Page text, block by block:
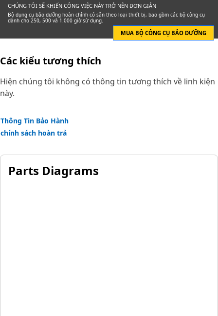
CHÚNG TÔI SẼ KHIẾN CÔNG VIỆC NÀY TRỞ NÊN ĐƠN GIẢN
Bộ dụng cụ bảo dưỡng hoàn chỉnh có sẵn theo loại thiết bị, bao gồm các bộ công cụ
dành cho 250, 500 và 1.000 giờ sử dụng.
MUA BỘ CÔNG CỤ BẢO DƯỠNG
Các kiểu tương thích
Hiện chúng tôi không có thông tin tương thích về linh kiện
này.
Thông Tin Bảo Hành
chính sách hoàn trả
Parts Diagrams